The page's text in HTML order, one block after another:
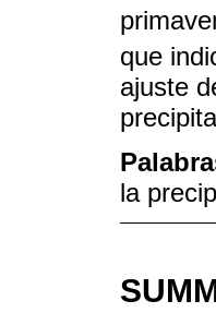
que
ajuste
la